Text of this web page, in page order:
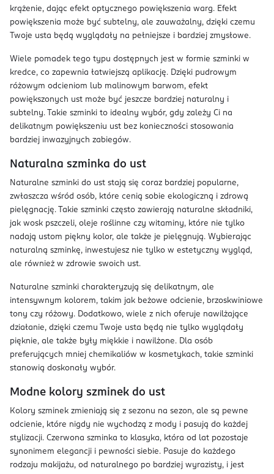
krążenie, dając efekt optycznego powiększenia warg. Efekt
powiększenia może być subtelny, ale zauważalny, dzięki czemu
Twoje usta będą wyglądały na pełniejsze i bardziej zmysłowe.
Wiele pomadek tego typu dostępnych jest w formie szminki w
kredce, co zapewnia łatwiejszą aplikację. Dzięki pudrowym
różowym odcieniom lub malinowym barwom, efekt
powiększonych ust może być jeszcze bardziej naturalny i
subtelny. Takie szminki to idealny wybór, gdy zależy Ci na
delikatnym powiększeniu ust bez konieczności stosowania
bardziej inwazyjnych zabiegów.
Naturalna szminka do ust
Naturalne szminki do ust stają się coraz bardziej popularne,
zwłaszcza wśród osób, które cenią sobie ekologiczną i zdrową
pielęgnację. Takie szminki często zawierają naturalne składniki,
jak wosk pszczeli, oleje roślinne czy witaminy, które nie tylko
nadają ustom piękny kolor, ale także je pielęgnują. Wybierając
naturalną szminkę, inwestujesz nie tylko w estetyczny wygląd,
ale również w zdrowie swoich ust.
Naturalne szminki charakteryzują się delikatnym, ale
intensywnym kolorem, takim jak beżowe odcienie, brzoskwiniowe
tony czy różowy. Dodatkowo, wiele z nich oferuje nawilżające
działanie, dzięki czemu Twoje usta będą nie tylko wyglądały
pięknie, ale także były miękkie i nawilżone. Dla osób
preferujących mniej chemikaliów w kosmetykach, takie szminki
stanowią doskonały wybór.
Modne kolory szminek do ust
Kolory szminek zmieniają się z sezonu na sezon, ale są pewne
odcienie, które nigdy nie wychodzą z mody i pasują do każdej
stylizacji. Czerwona szminka to klasyka, która od lat pozostaje
synonimem elegancji i pewności siebie. Pasuje do każdego
rodzaju makijażu, od naturalnego po bardziej wyrazisty, i jest